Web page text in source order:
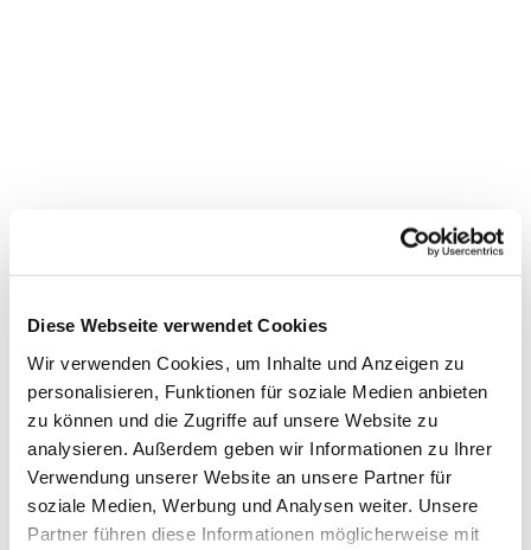
Diese Webseite verwendet Cookies
Wir verwenden Cookies, um Inhalte und Anzeigen zu
personalisieren, Funktionen für soziale Medien anbieten
zu können und die Zugriffe auf unsere Website zu
analysieren. Außerdem geben wir Informationen zu Ihrer
Verwendung unserer Website an unsere Partner für
soziale Medien, Werbung und Analysen weiter. Unsere
Partner führen diese Informationen möglicherweise mit
Dies könnte Sie auch interessieren